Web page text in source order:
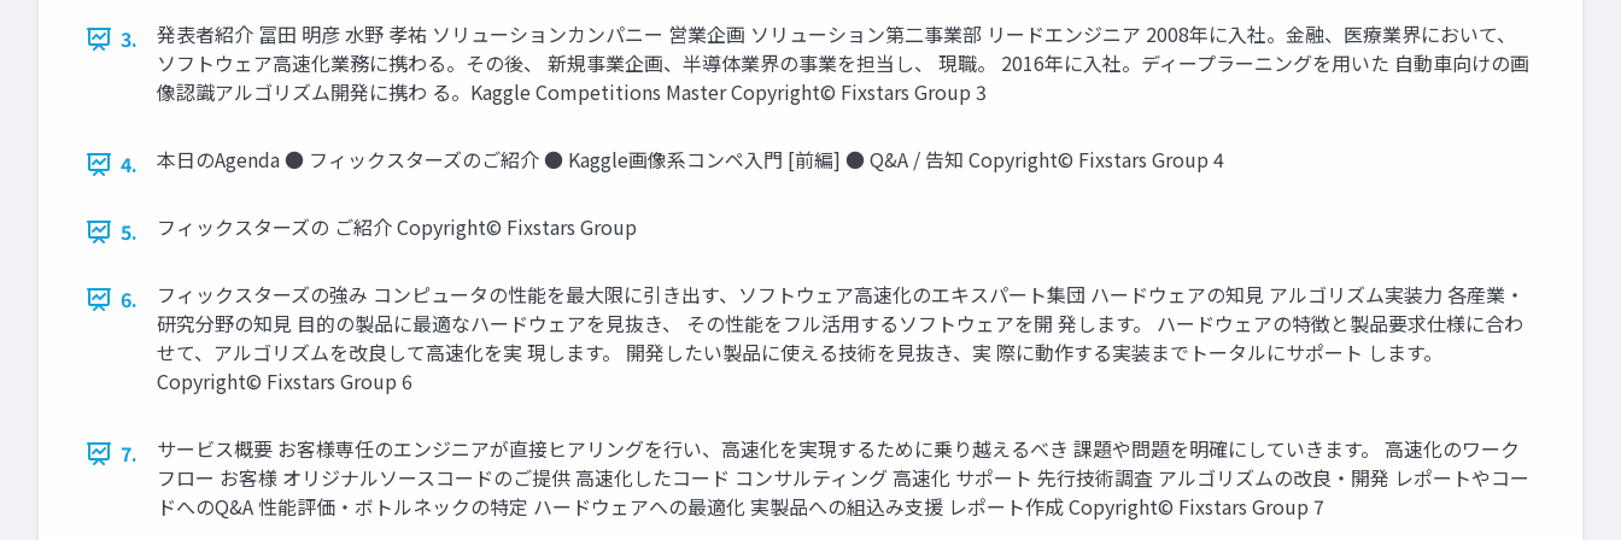
3.
発表者紹介 冨田 明彦 水野 孝祐 ソリューションカンパニー 営業企画 ソリューション第二事業部 リードエンジニア 2008年に入社。金融、医療業界において、
ソフトウェア高速化業務に携わる。その後、 新規事業企画、半導体業界の事業を担当し、 現職。 2016年に入社。ディープラーニングを用いた 自動車向けの画
像認識アルゴリズム開発に携わ る。Kaggle Competitions Master Copyright© Fixstars Group 3
4. 本日のAgenda ● フィックスターズのご紹介 ● Kaggle画像系コンペ入門 [前編] ● Q&A / 告知 Copyright© Fixstars Group 4
5. フィックスターズの ご紹介 Copyright© Fixstars Group
6.
フィックスターズの強み コンピュータの性能を最大限に引き出す、ソフトウェア高速化のエキスパート集団 ハードウェアの知見 アルゴリズム実装力 各産業・
研究分野の知見 目的の製品に最適なハードウェアを見抜き、 その性能をフル活用するソフトウェアを開 発します。 ハードウェアの特徴と製品要求仕様に合わ
せて、アルゴリズムを改良して高速化を実 現します。 開発したい製品に使える技術を見抜き、実 際に動作する実装までトータルにサポート します。
Copyright© Fixstars Group 6
7.
サービス概要 お客様専任のエンジニアが直接ヒアリングを行い、高速化を実現するために乗り越えるべき 課題や問題を明確にしていきます。 高速化のワーク
フロー お客様 オリジナルソースコードのご提供 高速化したコード コンサルティング 高速化 サポート 先行技術調査 アルゴリズムの改良・開発 レポートやコー
ドへのQ&A 性能評価・ボトルネックの特定 ハードウェアへの最適化 実製品への組込み支援 レポート作成 Copyright© Fixstars Group 7